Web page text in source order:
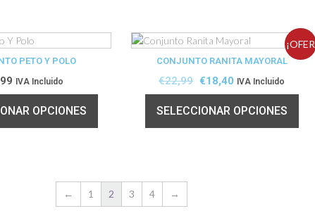
PETO Y POLO
IVA Incluido
OPCIONES
¡OFER
CONJUNTO RANITA MAYORAL
€22,99 €18,40 IVA Incluido
SELECCIONAR OPCIONES
← 1 2 3 4 →